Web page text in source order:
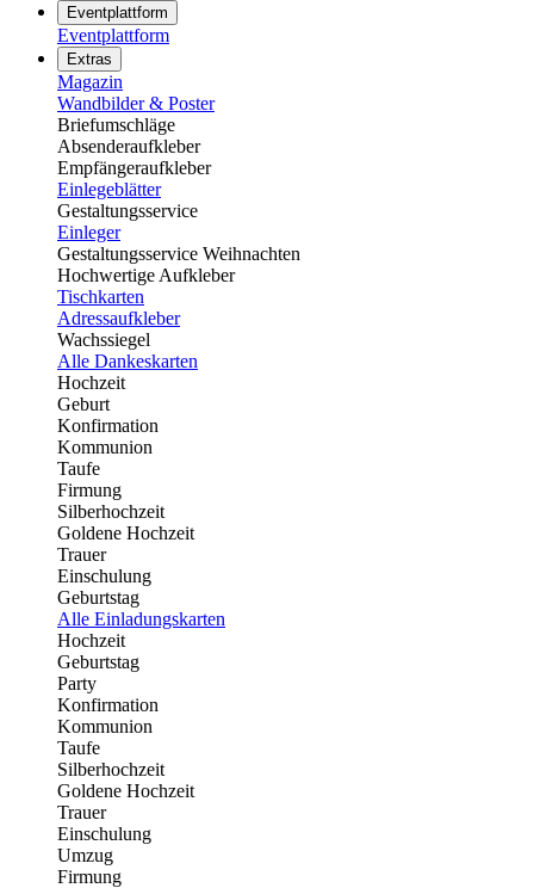
Eventplattform
Eventplattform
Extras
Magazin
Wandbilder & Poster
Briefumschläge
Absenderaufkleber
Empfängeraufkleber
Einlegeblätter
Gestaltungsservice
Einleger
Gestaltungsservice Weihnachten
Hochwertige Aufkleber
Tischkarten
Adressaufkleber
Wachssiegel
Alle Dankeskarten
Hochzeit
Geburt
Konfirmation
Kommunion
Taufe
Firmung
Silberhochzeit
Goldene Hochzeit
Trauer
Einschulung
Geburtstag
Alle Einladungskarten
Hochzeit
Geburtstag
Party
Konfirmation
Kommunion
Taufe
Silberhochzeit
Goldene Hochzeit
Trauer
Einschulung
Umzug
Firmung